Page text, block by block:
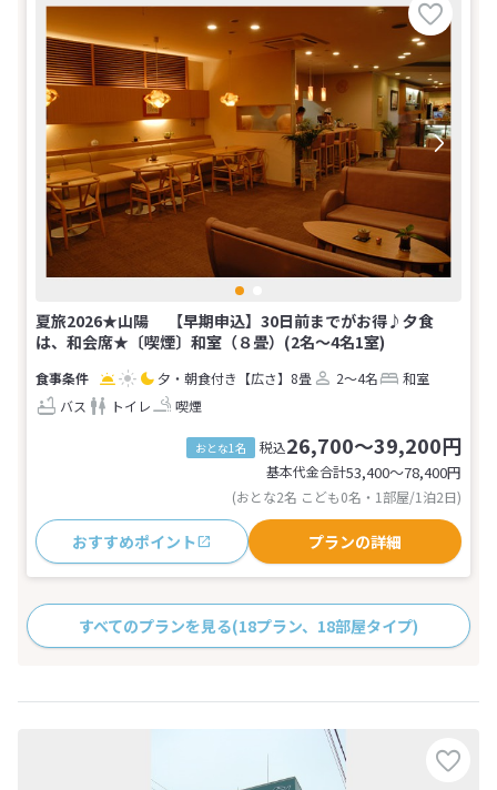
夏旅2026★山陽 【早期申込】30日前までがお得♪夕食
は、和会席★〔喫煙〕和室（８畳）(2名～4名1室)
夕・朝食付き 【広さ】8畳 2～4名
和室
バス
トイレ 喫煙
おとな1名 税込26,700～39,200円
基本代金合計53,400〜78,400円
(おとな2名 こども0名・1部屋/1泊2日)
おすすめポイント プランの詳細
すべてのプランを見る(18プラン、18部屋タイプ)